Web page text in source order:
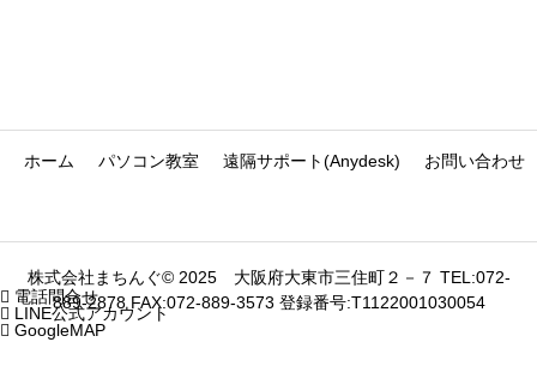
ホーム パソコン教室 遠隔サポート(Anydesk) お問い合わせ
株式会社まちんぐ© 2025 大阪府大東市三住町２－７ TEL:072-
889-2878 FAX:072-889-3573 登録番号:T1122001030054
 電話問合せ
 LINE公式アカウント
 GoogleMAP